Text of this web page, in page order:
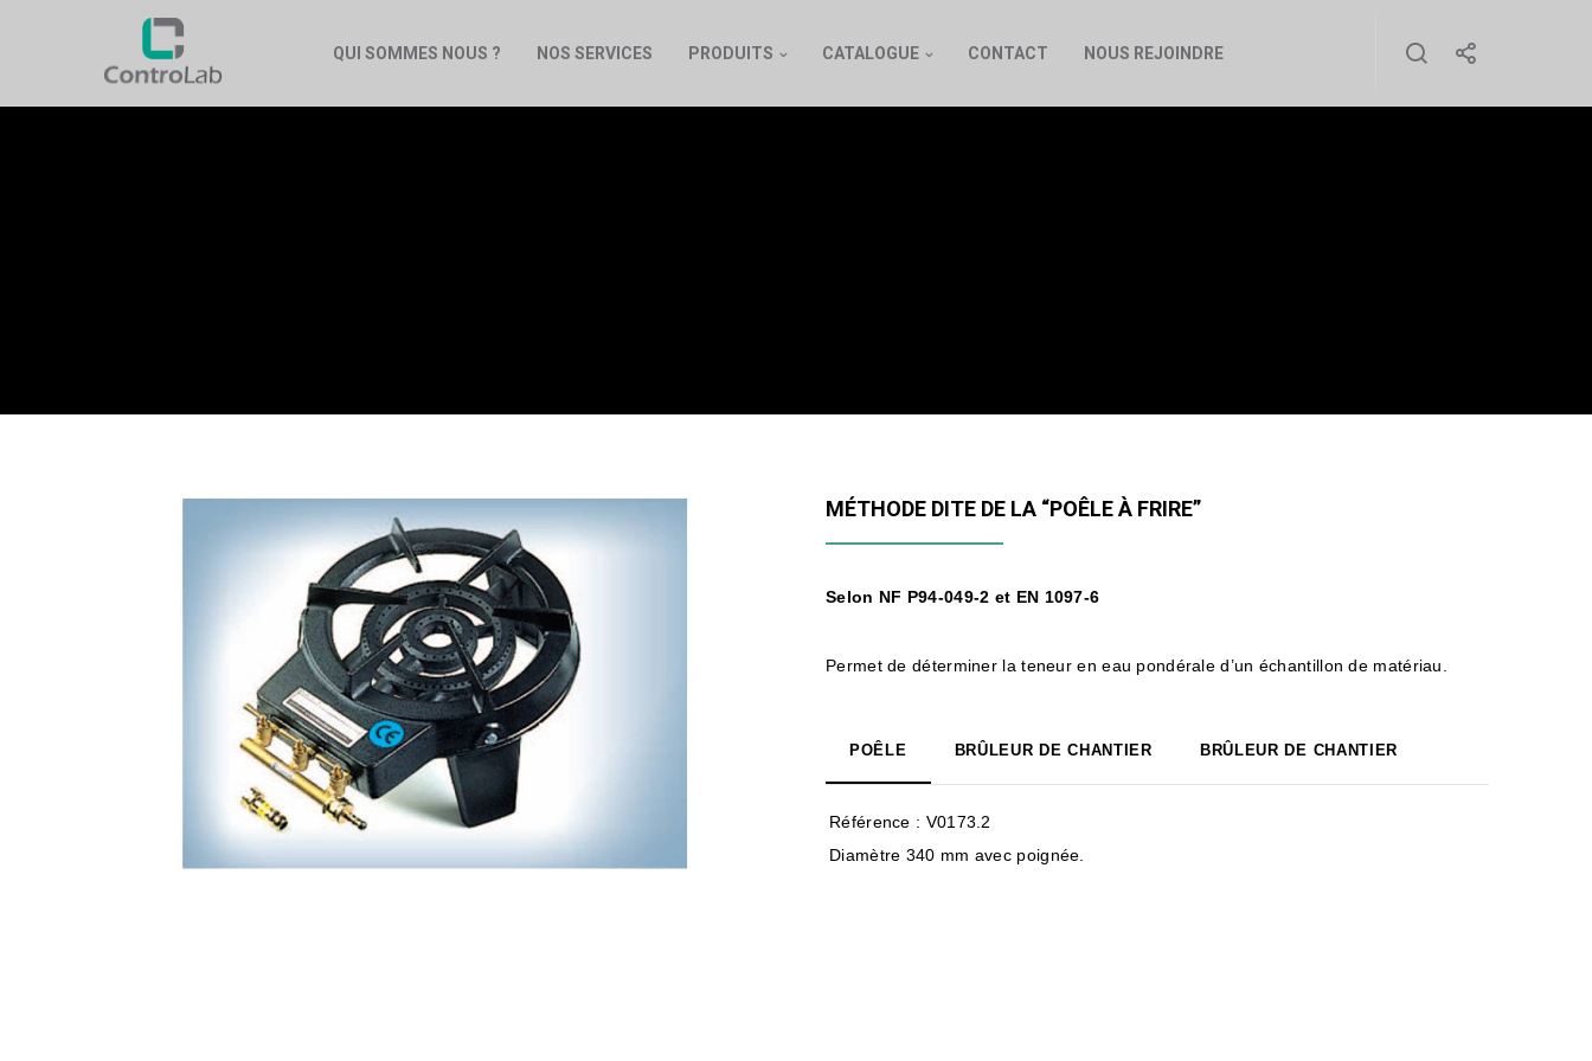
QUI SOMMES NOUS ? NOS SERVICES PRODUITS CATALOGUE CONTACT NOUS REJOINDRE
MÉTHODE DITE DE LA “POÊLE À FRIRE”
Selon NF P94-049-2 et EN 1097-6
Permet de déterminer la teneur en eau pondérale d’un échantillon de matériau.
POÊLE BRÛLEUR DE CHANTIER BRÛLEUR DE CHANTIER
Référence : V0173.2
Diamètre 340 mm avec poignée.